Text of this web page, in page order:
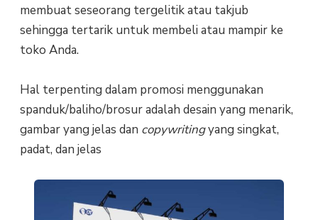
membuat seseorang tergelitik atau takjub
sehingga tertarik untuk membeli atau mampir ke
toko Anda.
Hal terpenting dalam promosi menggunakan
spanduk/baliho/brosur adalah desain yang menarik,
gambar yang jelas dan copywritingyang singkat,
padat, dan jelas